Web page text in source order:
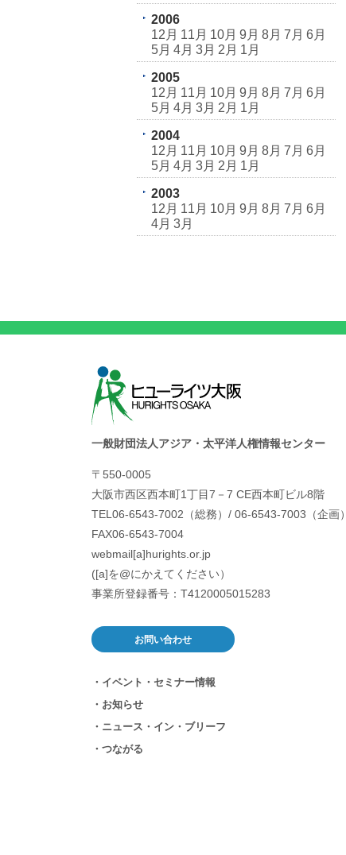
2006
12月 11月 10月 9月 8月 7月 6月
5月 4月 3月 2月 1月
2005
12月 11月 10月 9月 8月 7月 6月
5月 4月 3月 2月 1月
2004
12月 11月 10月 9月 8月 7月 6月
5月 4月 3月 2月 1月
2003
12月 11月 10月 9月 8月 7月 6月
4月 3月
一般財団法人アジア・太平洋人権情報センター
〒550-0005
大阪市西区西本町1丁目7－7 CE西本町ビル8階
TEL06-6543-7002（総務）/ 06-6543-7003（企画）
FAX06-6543-7004
webmail[a]hurights.or.jp
([a]を@にかえてください）
事業所登録番号：T4120005015283
お問い合わせ
イベント・セミナー情報
お知らせ
ニュース・イン・ブリーフ
つながる